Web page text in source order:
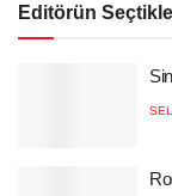
Editörün